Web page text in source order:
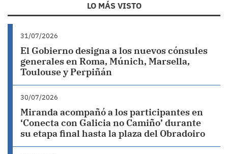
LO MÁS VISTO
31/07/2026
El Gobierno designa a los nuevos cónsules
generales en Roma, Múnich, Marsella,
Toulouse y Perpiñán
30/07/2026
Miranda acompañó a los participantes en
‘Conecta con Galicia no Camiño’ durante
su etapa final hasta la plaza del Obradoiro